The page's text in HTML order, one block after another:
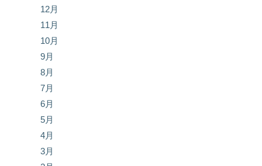
12月
11月
10月
9月
8月
7月
6月
5月
4月
3月